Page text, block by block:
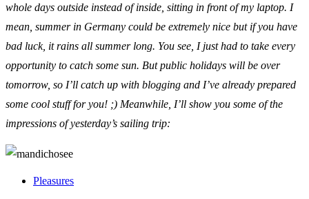
whole days outside instead of inside, sitting in front of my laptop. I
mean, summer in Germany could be extremely nice but if you have
bad luck, it rains all summer long. You see, I just had to take every
opportunity to catch some sun. But public holidays will be over
tomorrow, so I’ll catch up with blogging and I’ve already prepared
some cool stuff for you! ;) Meanwhile, I’ll show you some of the
impressions of yesterday’s sailing trip:
Pleasures